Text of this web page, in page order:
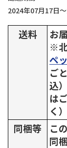
2024年07月17日
送料
お
※
ペ
ご
込
は
く）
同梱等
こ
同